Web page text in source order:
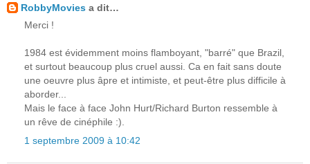
RobbyMovies a dit…
Merci !
1984 est évidemment moins flamboyant, "barré" que Brazil,
et surtout beaucoup plus cruel aussi. Ca en fait sans doute
une oeuvre plus âpre et intimiste, et peut-être plus difficile à
aborder...
Mais le face à face John Hurt/Richard Burton ressemble à
un rêve de cinéphile :).
1 septembre 2009 à 10:42